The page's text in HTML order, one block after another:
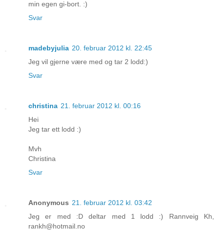
min egen gi-bort. :)
Svar
madebyjulia 20. februar 2012 kl. 22:45
Jeg vil gjerne være med og tar 2 lodd:)
Svar
christina 21. februar 2012 kl. 00:16
Hei
Jeg tar ett lodd :)
Mvh
Christina
Svar
Anonymous 21. februar 2012 kl. 03:42
Jeg er med :D deltar med 1 lodd :) Rannveig Kh,
rankh@hotmail.no